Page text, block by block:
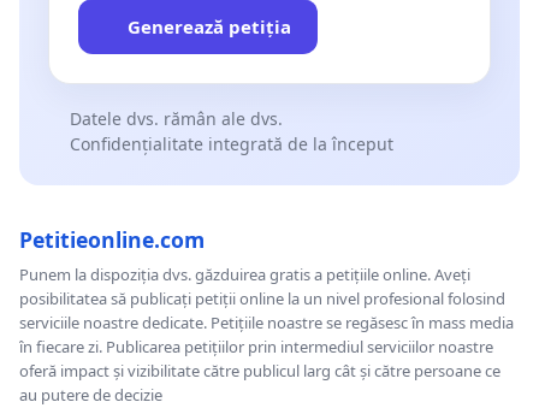
Generează petiția
Datele dvs. rămân ale dvs.
Confidențialitate integrată de la început
Petitieonline.com
Punem la dispoziția dvs. găzduirea gratis a petițiile online. Aveți
posibilitatea să publicați petiții online la un nivel profesional folosind
serviciile noastre dedicate. Petițiile noastre se regăsesc în mass media
în fiecare zi. Publicarea petițiilor prin intermediul serviciilor noastre
oferă impact și vizibilitate către publicul larg cât și către persoane ce
au putere de decizie